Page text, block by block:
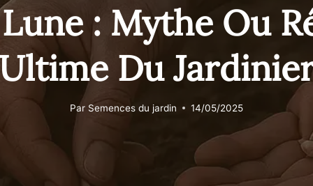
: Mythe Ou
Du
Par Semences du jardin 14/05/2025